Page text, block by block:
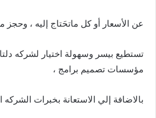
عن الأسعار أو كل ماتحَتاج إليه ، وحجز
تستطيع بيسر وسهولة اختيار لشركه
مؤسسات تصميم برامج ،
بالاضافة إلي الاستعانة بخبرات الشركه